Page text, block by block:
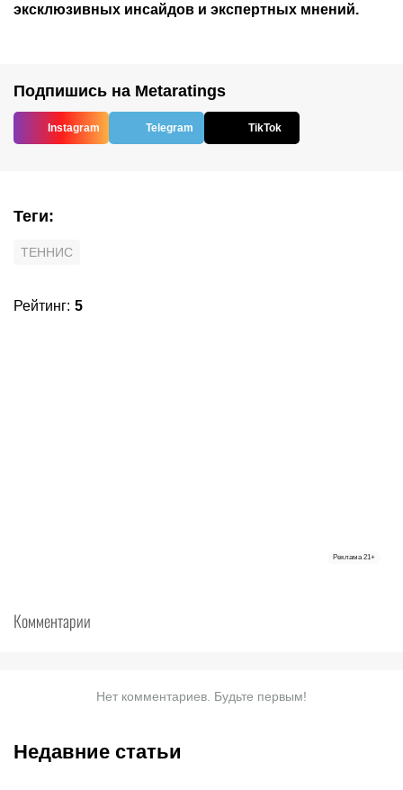
эксклюзивных инсайдов и экспертных мнений.
Подпишись на Metaratings
Instagram Telegram TikTok
Теги:
ТЕННИС
Рейтинг: 5
Реклама 21+
Комментарии
Нет комментариев. Будьте первым!
Недавние статьи